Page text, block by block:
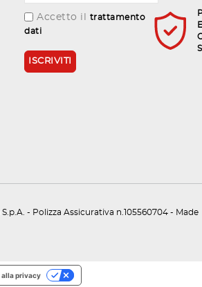
Accetto il trattamento
dati
- Polizza Assicurativa n.105560704 - Made
alla privacy